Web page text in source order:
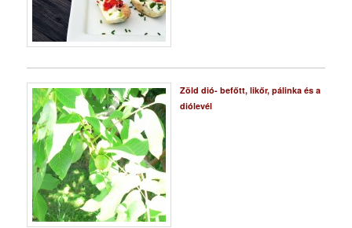
Zöld dió- befőtt, likőr, pálinka és a
diólevél